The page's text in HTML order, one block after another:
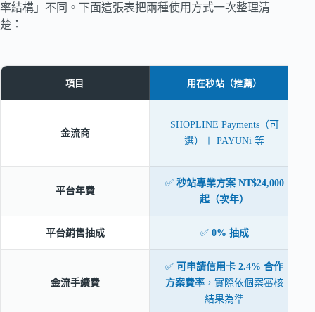
率結構」不同。下面這張表把兩種使用方式一次整理清
楚：
項目 用在秒站（推薦）
金流商
SHOPLINE Payments（可
選）＋ PAYUNi 等
平台年費
✅ 秒站專業方案 NT$24,000
起（次年）
平台銷售抽成 ✅ 0% 抽成
金流手續費
✅ 可申請信用卡 2.4% 合作
方案費率 ，實際依個案審核
結果為準